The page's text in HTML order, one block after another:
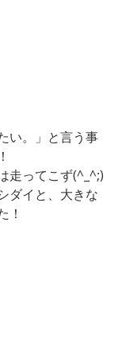
い。」と言う事
走ってこず(^_^;)
ダイと、大きな
！